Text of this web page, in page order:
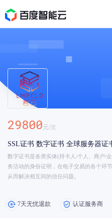
29800元/次
SSL证书 数字证书 全球服务器证
数字证书是各类实体(持卡人/个人、商户/
务活动的身份证明，在电子交易的各个环
从而解决相互间的信任问题。
7天无忧退款 认证服务商